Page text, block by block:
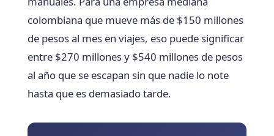
colombiana que mueve más de $150 millones
de pesos al mes en viajes, eso puede significar
entre $270 millones y $540 millones de pesos
al año que se escapan sin que nadie lo note
hasta que es demasiado tarde.